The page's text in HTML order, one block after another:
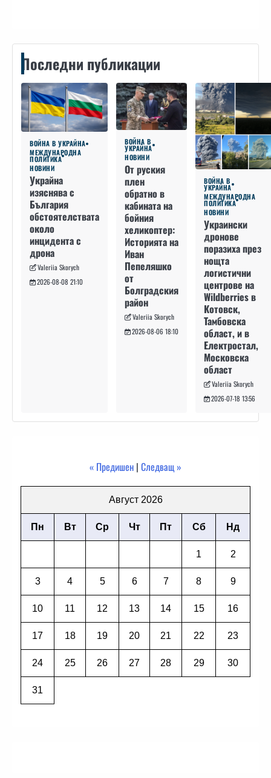
Последни публикации
ВОЙНА В УКРАЙНА
МЕЖДУНАРОДНА
ПОЛИТИКА
НОВИНИ
Украйна
изяснява с
България
обстоятелствата
около
инцидента с
дрона
Valeriia Skorych
2026-08-08 21:10
ВОЙНА В
УКРАЙНА
НОВИНИ
От руския
плен
обратно в
кабината на
бойния
хеликоптер:
Историята на
Иван
Пепеляшко
от
Болградския
район
Valeriia Skorych
2026-08-06 18:10
ВОЙНА В
УКРАЙНА
МЕЖДУНАРОДНА
ПОЛИТИКА
НОВИНИ
Украински
дронове
поразиха през
нощта
логистични
центрове на
Wildberries в
Котовск,
Тамбовска
област, и в
Електростал,
Московска
област
Valeriia Skorych
2026-07-18 13:56
« Предишен | Следващ »
Август 2026
Пн Вт Ср Чт Пт Сб Нд
1 2
3 4 5 6 7 8 9
10 11 12 13 14 15 16
17 18 19 20 21 22 23
24 25 26 27 28 29 30
31